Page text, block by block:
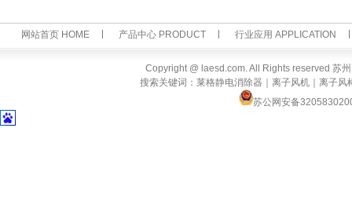
网站首页 HOME 产品中心 PRODUCT 行业应用 APPLICATION
Copyright @ laesd.com. All Rights reserved 苏
搜索关键词：莱格静电消除器｜离子风机｜离子
苏公网安备